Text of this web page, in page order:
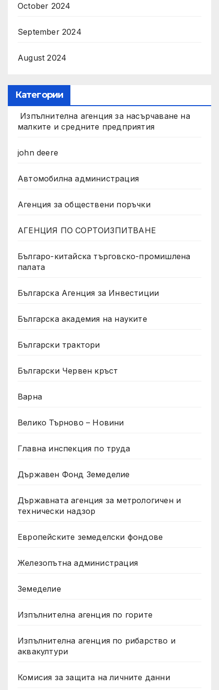
October 2024
September 2024
August 2024
Категории
Изпълнителна агенция за насърчаване на
малките и средните предприятия
john deere
Автомобилна администрация
Агенция за обществени поръчки
АГЕНЦИЯ ПО СОРТОИЗПИТВАНЕ
Българо-китайска търговско-промишлена
палата
Българска Агенция за Инвестиции
Българска академия на науките
Български трактори
Български Червен кръст
Варна
Велико Търново – Новини
Главна инспекция по труда
Държавен Фонд Земеделие
Държавната агенция за метрологичен и
технически надзор
Европейските земеделски фондове
Железопътна администрация
Земеделие
Изпълнителна агенция по горите
Изпълнителна агенция по рибарство и
аквакултури
Комисия за защита на личните данни